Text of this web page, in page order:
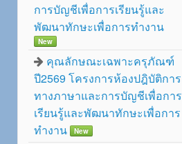
การบัญชีเพื่อการเรียนรู้และ
พัฒนาทักษะเพื่อการทำงาน
New
คุณลักษณะเฉพาะครุภัณฑ์
ปี2569 โครงการห้องปฎิบัติการ
ทางภาษาและการบัญชีเพื่อการ
เรียนรู้และพัฒนาทักษะเพื่อการ
ทำงาน
New